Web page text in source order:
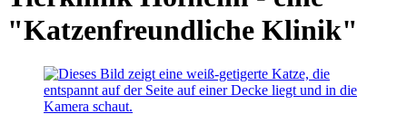
"Katzenfreundliche Klinik"